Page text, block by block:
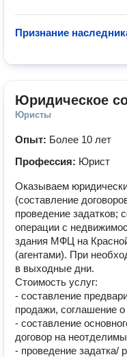
Признание
Юридическое
Юристы
Опыт: Более 10 лет
Профессия: Юрист
Оказываем
(составление
проведение задатков;
операции с
здания МФЦ на
(агентами). При
в выходные дни.
Стоимость услуг:
- составление
продажи, соглашение о
- составление
договор на
- проведение задатка/